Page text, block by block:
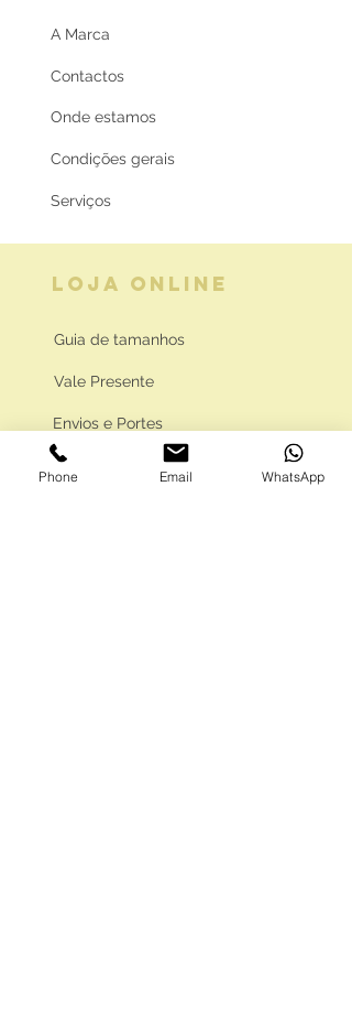
A Marca
Contactos
Onde estamos
Condições gerais
Serviços
LOJA ONLINE
Guia de tamanhos
Vale Presente
Envios e Portes
Marcas legais
Phone Email WhatsApp